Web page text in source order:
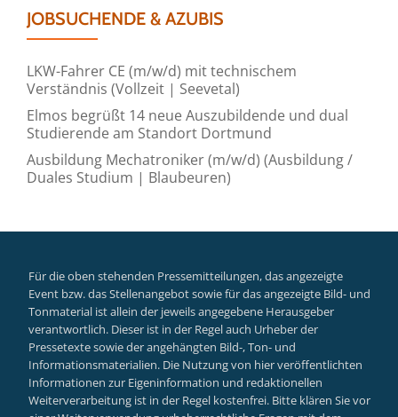
JOBSUCHENDE & AZUBIS
LKW-Fahrer CE (m/w/d) mit technischem
Verständnis (Vollzeit | Seevetal)
Elmos begrüßt 14 neue Auszubildende und dual
Studierende am Standort Dortmund
Ausbildung Mechatroniker (m/w/d) (Ausbildung /
Duales Studium | Blaubeuren)
Für die oben stehenden Pressemitteilungen, das angezeigte
Event bzw. das Stellenangebot sowie für das angezeigte Bild- und
Tonmaterial ist allein der jeweils angegebene Herausgeber
verantwortlich. Dieser ist in der Regel auch Urheber der
Pressetexte sowie der angehängten Bild-, Ton- und
Informationsmaterialien. Die Nutzung von hier veröffentlichten
Informationen zur Eigeninformation und redaktionellen
Weiterverarbeitung ist in der Regel kostenfrei. Bitte klären Sie vor